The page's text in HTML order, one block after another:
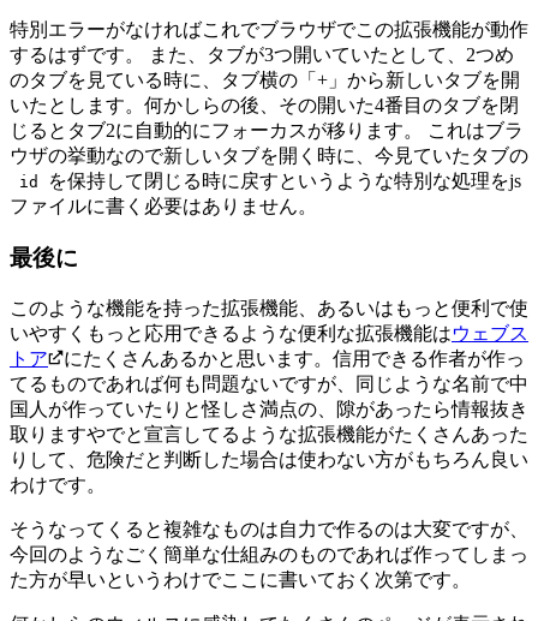
特別エラーがなければこれでブラウザでこの拡張機能が動作
するはずです。 また、タブが3つ開いていたとして、2つめ
のタブを見ている時に、タブ横の「+」から新しいタブを開
いたとします。何かしらの後、その開いた4番目のタブを閉
じるとタブ2に自動的にフォーカスが移ります。 これはブラ
ウザの挙動なので新しいタブを開く時に、今見ていたタブの
id
を保持して閉じる時に戻すというような特別な処理をjs
ファイルに書く必要はありません。
最後に
このような機能を持った拡張機能、あるいはもっと便利で使
いやすくもっと応用できるような便利な拡張機能はウェブス
トア
にたくさんあるかと思います。信用できる作者が作っ
てるものであれば何も問題ないですが、同じような名前で中
国人が作っていたりと怪しさ満点の、隙があったら情報抜き
取りますやでと宣言してるような拡張機能がたくさんあった
りして、危険だと判断した場合は使わない方がもちろん良い
わけです。
そうなってくると複雑なものは自力で作るのは大変ですが、
今回のようなごく簡単な仕組みのものであれば作ってしまっ
た方が早いというわけでここに書いておく次第です。